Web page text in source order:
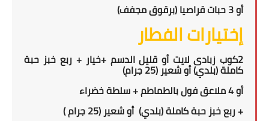
أو 3 حبات قراصيا (برقوق مجفف)
إختيارات الفطار
2كوب زبادى لايت أو قليل الدسم +خيار + ربع خبز حبة
كاملة(بلدي)أوشعير(25 جرام)
أو4 ملاعق فول بالطماطم + سلطة خضراء
+ربعخبز حبة كاملة(بلدي) أو شعير(25 جرام)